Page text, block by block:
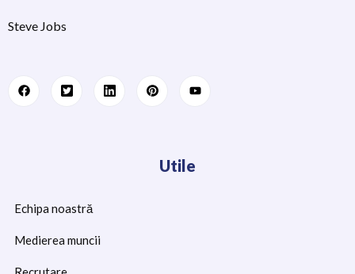
Steve Jobs
Utile
Echipa noastră
Medierea muncii